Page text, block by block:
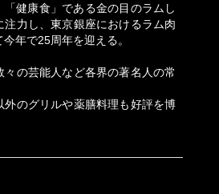
健康食」である金の目のラムし
注力し、東京銀座におけるラム肉
年で25周年を迎える。
々の芸能人など各界の著名人の常
外のグリルや薬膳料理も好評を博